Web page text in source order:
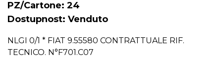
PZ/Cartone: 24
Dostupnost: Venduto
NLGI 0/1 * FIAT 9.55580 CONTRATTUALE RIF.
TECNICO. N°F701.C07